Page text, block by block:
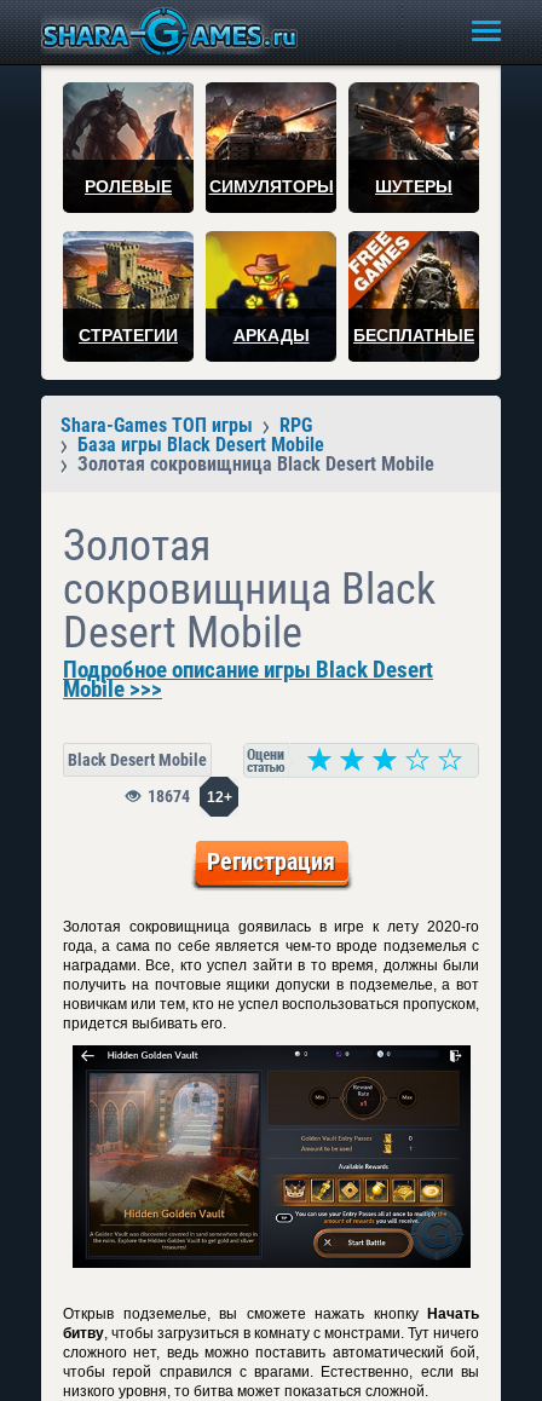
РОЛЕВЫЕ СИМУЛЯТОРЫ ШУТЕРЫ
СТРАТЕГИИ АРКАДЫ БЕСПЛАТНЫЕ
Shara-Games ТОП игры
RPG
База игры Black Desert Mobile
Золотая сокровищница Black Desert Mobile
Золотая
сокровищница Black
Desert Mobile
Подробное описание игры Black Desert
Mobile >>>
Black Desert Mobile
12+
18674
Регистрация
Золотая сокровищница gоявилась в игре к лету 2020-го
года, а сама по себе является чем-то вроде подземелья с
наградами. Все, кто успел зайти в то время, должны были
получить на почтовые ящики допуски в подземелье, а вот
новичкам или тем, кто не успел воспользоваться пропуском,
придется выбивать его.
Открыв подземелье, вы сможете нажать кнопку Начать
битву , чтобы загрузиться в комнату с монстрами. Тут ничего
сложного нет, ведь можно поставить автоматический бой,
чтобы герой справился с врагами. Естественно, если вы
низкого уровня, то битва может показаться сложной.